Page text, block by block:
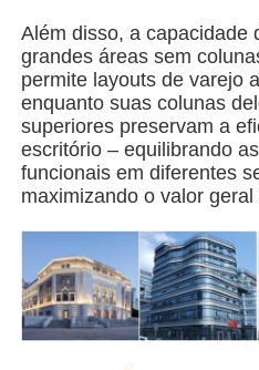
Edifício da estrutura de
Oficina de Estrutura de
Armazém de estruturas
Além disso, a capacidade
grandes áreas sem
permite layouts de varejo
enquanto suas colunas
superiores preservam a
escritório – equilibrando
funcionais em diferentes
maximizando o valor